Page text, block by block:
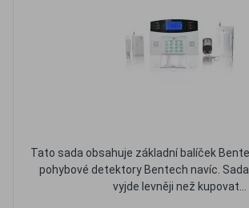
Tato sada obsahuje základní balíček
pohybové detektory Bentech navíc.
vyjde levněji než kupovat...